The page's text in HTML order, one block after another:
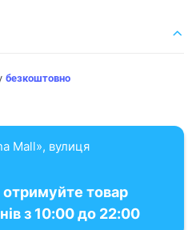
безкоштовно
Mall», вулиця
товар
з 10:00 до 22:00